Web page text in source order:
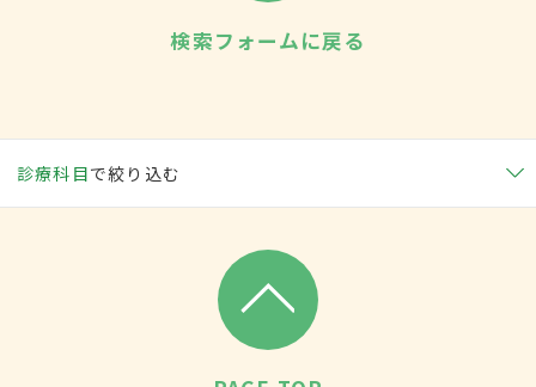
検索フォームに戻る
診療科目で絞り込む